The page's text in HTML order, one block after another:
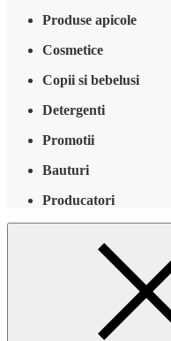
Produse apicole
Cosmetice
Copii si bebelusi
Detergenti
Promotii
Bauturi
Producatori